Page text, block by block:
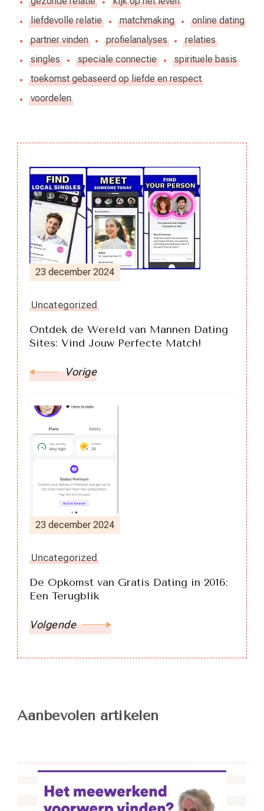
liefdevolle relatie
matchmaking
online dating
partner vinden
profielanalyses
relaties
singles
speciale connectie
spirituele basis
toekomst gebaseerd op liefde en respect
voordelen
Berichtnavigatie
23 december 2024
Uncategorized
Ontdek de Wereld van Mannen Dating
Sites: Vind Jouw Perfecte Match!
Vorige
23 december 2024
Uncategorized
De Opkomst van Gratis Dating in 2016:
Een Terugblik
Volgende
Aanbevolen artikelen